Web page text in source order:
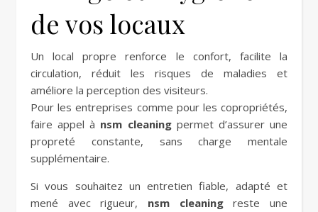
de vos locaux
Un local propre renforce le confort, facilite la
circulation, réduit les risques de maladies et
améliore la perception des visiteurs.
Pour les entreprises comme pour les copropriétés,
faire appel à nsm cleaningpermet d’assurer une
propreté constante, sans charge mentale
supplémentaire.
Si vous souhaitez un entretien fiable, adapté et
mené avec rigueur, nsm cleaningreste une